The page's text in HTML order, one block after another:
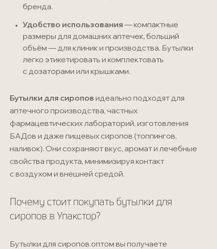
бренда.
Удобство использования — компактные
размеры для домашних аптечек, больший
объём — для клиник и производства. Бутылки
легко этикетировать и комплектовать
с дозаторами или крышками.
Бутылки для сиропов идеально подходят для
аптечного производства, частных
фармацевтических лабораторий, изготовления
БАДов и даже пищевых сиропов (топпингов,
наливок). Они сохраняют вкус, аромат и лечебные
свойства продукта, минимизируя контакт
с воздухом и внешней средой.
Почему стоит покупать бутылки для
сиропов в Упакстор?
Бутылки для сиропов оптом вы получаете